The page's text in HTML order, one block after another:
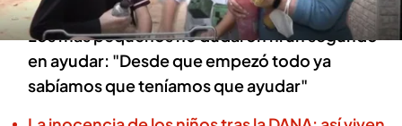
Los más pequeños no dudaron ni un segundo
en ayudar: "Desde que empezó todo ya
sabíamos que teníamos que ayudar"